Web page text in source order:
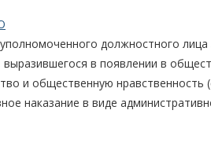
должностного
в появлении в
и общественную нравственность
наказание в виде